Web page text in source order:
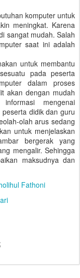
komputer untuk
meningkat. Karena
sangat mudah. Salah
saat ini adalah
untuk membantu
pada peserta
dalam proses
akan dengan mudah
mengenai
didik dan guru
olah arus sedang
untuk menjelaskan
bergerak yang
mengalir. Sehingga
maksudnya dan
Fathoni